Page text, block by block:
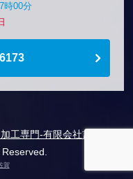
時00分
工専門-有限会社吉川ハー
賀